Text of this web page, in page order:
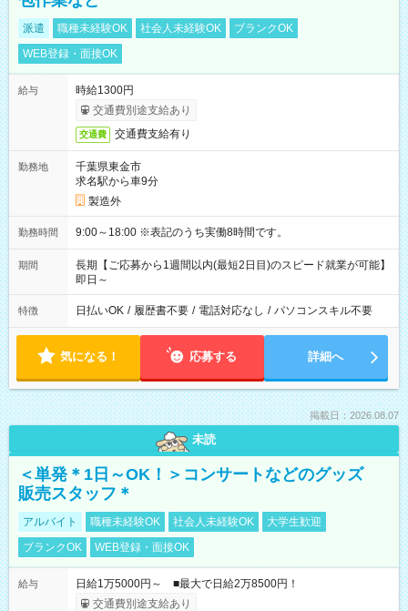
派遣 職種未経験OK 社会人未経験OK
ブランクOK
WEB登録・面接OK
給与
時給1300円
交通費別途支給あり
交通費 交通費支給有り
勤務地
千葉県東金市
求名駅から車9分
製造外
勤務時間 9:00～18:00 ※表記のうち実働8時間です。
期間
長期【ご応募から1週間以内(最短2日目)のスピード就業が可能】
即日～
特徴 日払いOK / 履歴書不要 / 電話対応なし / パソコンスキル不要
気になる！ 応募する 詳細へ
掲載日：2026.08.07
未読
＜単発＊1日～OK！＞コンサートなどのグッズ
販売スタッフ＊
アルバイト 職種未経験OK 社会人未経験OK
大学生歓迎
ブランクOK
WEB登録・面接OK
給与
日給1万5000円～ ■最大で日給2万8500円！
交通費別途支給あり